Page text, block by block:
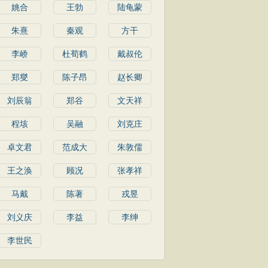
姚合 王勃 陆龟蒙
朱熹 秦观 方干
李峤 杜荀鹤 戴叔伦
郑燮 陈子昂 赵长卿
刘辰翁 郑谷 文天祥
程垓 吴融 刘克庄
卓文君 范成大 朱敦儒
王之涣 顾况 张孝祥
马戴 陈著 戎昱
刘义庆 李益 李绅
李世民